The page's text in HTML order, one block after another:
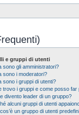
e gruppi di utenti
sono gli amministratori?
sono i moderatori?
sono i gruppi di utenti?
trovo i gruppi e come posso far
divento leader di un gruppo?
alcuni gruppi di utenti
un gruppo di utenti